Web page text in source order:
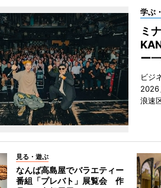
学ぶ
ミ
ー
ビジ
2026
浪速
見る・遊ぶ
なんば高島屋でバラエティー
番組「プレバト」展覧会 作